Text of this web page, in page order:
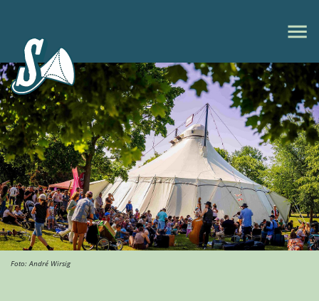
Foto: André Wirsig